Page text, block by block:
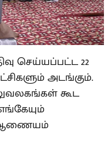
செய்யப்பட்ட 22
அடங்கும்.
கூட
ஆணையம்